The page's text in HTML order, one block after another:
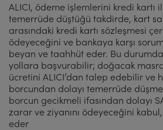
ALICI, ödeme işlemlerini kredi kartı
temerrüde düştüğü takdirde, kart
arasındaki kredi kartı sözleşmesi
ödeyeceğini ve bankaya karşı
beyan ve taahhüt eder. Bu
yollara başvurabilir; doğacak
ücretini ALICI’dan talep edebilir ve
borcundan dolayı temerrüde
borcun gecikmeli ifasından dolayı
zarar ve ziyanını ödeyeceğini
eder